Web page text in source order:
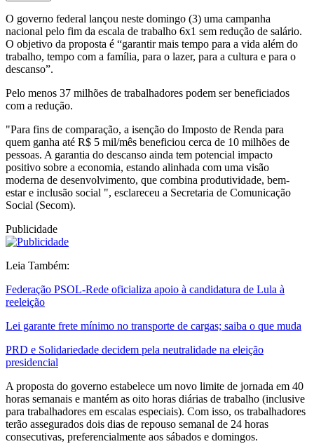
O governo federal lançou neste domingo (3) uma campanha
nacional pelo fim da escala de trabalho 6x1 sem redução de salário.
O objetivo da proposta é “garantir mais tempo para a vida além do
trabalho, tempo com a família, para o lazer, para a cultura e para o
descanso”.
Pelo menos 37 milhões de trabalhadores podem ser beneficiados
com a redução.
"Para fins de comparação, a isenção do Imposto de Renda para
quem ganha até R$ 5 mil/mês beneficiou cerca de 10 milhões de
pessoas. A garantia do descanso ainda tem potencial impacto
positivo sobre a economia, estando alinhada com uma visão
moderna de desenvolvimento, que combina produtividade, bem-
estar e inclusão social ", esclareceu a Secretaria de Comunicação
Social (Secom).
Publicidade
Leia Também:
Federação PSOL-Rede oficializa apoio à candidatura de Lula à
reeleição
Lei garante frete mínimo no transporte de cargas; saiba o que muda
PRD e Solidariedade decidem pela neutralidade na eleição
presidencial
A proposta do governo estabelece um novo limite de jornada em 40
horas semanais e mantém as oito horas diárias de trabalho (inclusive
para trabalhadores em escalas especiais). Com isso, os trabalhadores
terão assegurados dois dias de repouso semanal de 24 horas
consecutivas, preferencialmente aos sábados e domingos.